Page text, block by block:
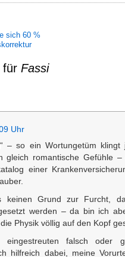
sich 60 %
für Fassi
Uhr
– so ein Wortungetüm
gleich romantische Gefühle
einer
keinen Grund zur Furcht,
werden – da bin ich
Physik völlig auf den Kopf
eingestreuten falsch oder
hilfreich dabei, meine